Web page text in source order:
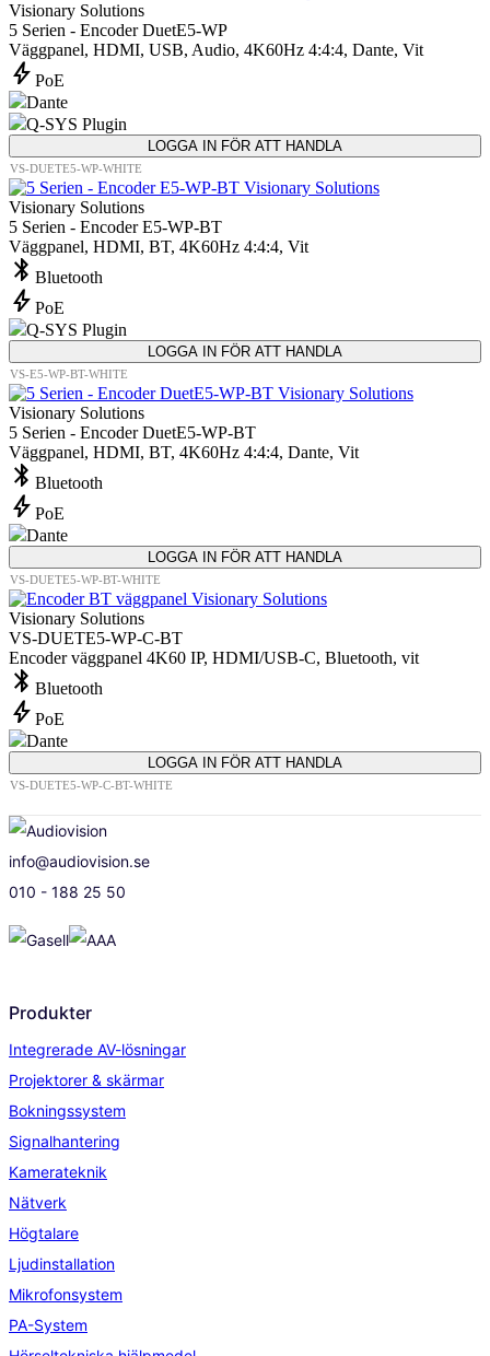
Visionary Solutions
5 Serien - Encoder DuetE5-WP
Väggpanel, HDMI, USB, Audio, 4K60Hz 4:4:4, Dante, Vit
bolt PoE
Dante
Q-SYS Plugin
LOGGA IN FÖR ATT HANDLA
VS-DUETE5-WP-WHITE
Visionary Solutions
5 Serien - Encoder E5-WP-BT
Väggpanel, HDMI, BT, 4K60Hz 4:4:4, Vit
bluetooth Bluetooth
bolt PoE
Q-SYS Plugin
LOGGA IN FÖR ATT HANDLA
VS-E5-WP-BT-WHITE
Visionary Solutions
5 Serien - Encoder DuetE5-WP-BT
Väggpanel, HDMI, BT, 4K60Hz 4:4:4, Dante, Vit
bluetooth Bluetooth
bolt PoE
Dante
LOGGA IN FÖR ATT HANDLA
VS-DUETE5-WP-BT-WHITE
Visionary Solutions
VS-DUETE5-WP-C-BT
Encoder väggpanel 4K60 IP, HDMI/USB-C, Bluetooth, vit
bluetooth Bluetooth
bolt PoE
Dante
LOGGA IN FÖR ATT HANDLA
VS-DUETE5-WP-C-BT-WHITE
info@audiovision.se
010 - 188 25 50
Produkter
Integrerade AV-lösningar
Projektorer & skärmar
Bokningssystem
Signalhantering
Kamerateknik
Nätverk
Högtalare
Ljudinstallation
Mikrofonsystem
PA-System